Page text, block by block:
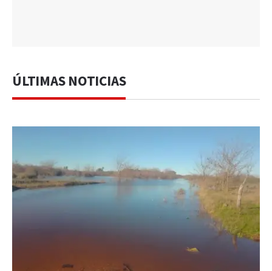
ÚLTIMAS NOTICIAS